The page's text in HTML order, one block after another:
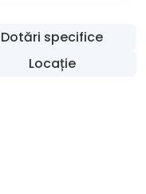
Dotări specifice
Locație